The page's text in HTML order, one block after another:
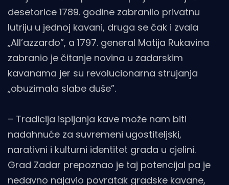
desetorice 1789. godine zabranilo privatnu
lutriju u jednoj kavani, druga se čak i zvala
„All’azzardo”, a 1797. general Matija Rukavina
zabranio je čitanje novina u zadarskim
kavanama jer su revolucionarna strujanja
„obuzimala slabe duše”.
– Tradicija ispijanja kave može nam biti
nadahnuće za suvremeni ugostiteljski,
narativni i kulturni identitet grada u cjelini.
Grad Zadar prepoznao je taj potencijal pa je
nedavno najavio povratak gradske kavane,